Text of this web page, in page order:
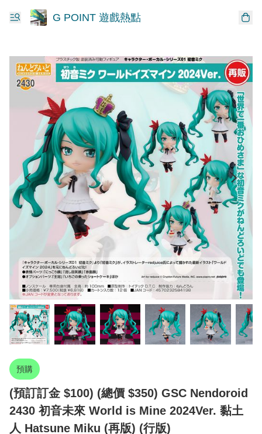
G POINT 遊戲熱點
預購
(預訂訂金 $100) (總價 $350) GSC Nendoroid
2430 初音未來 World is Mine 2024Ver. 黏土
人 Hatsune Miku (再版) (行版)